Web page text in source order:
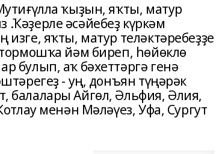
ҡыҙын, яҡты, матур
әсәйебеҙ күркәм
яҡты, матур теләктәребеҙҙе
йәм биреп, һөйөклө
булып, аҡ бәхеттәргә генә
- уң, донъян түңәрәк
балалары Айгөл, Әльфия, Әлия,
менән Мәләүез, Уфа, Сургут